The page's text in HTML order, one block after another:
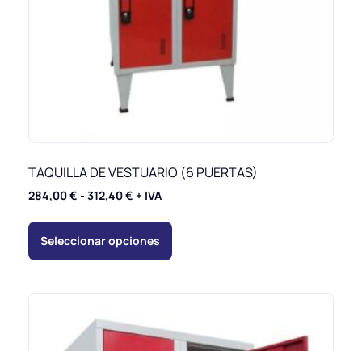
TAQUILLA DE VESTUARIO (6 PUERTAS)
284,00€ - 312,40€ + IVA
Seleccionar opciones